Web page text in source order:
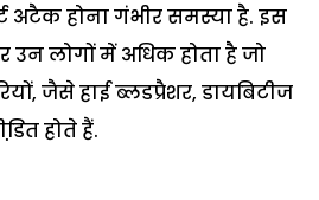
अटैक होना गंभीर समस्या है. इस
उन लोगों में अधिक होता है जो
जैसे हाई ब्लडप्रैशर, डायबिटीज
होते हैं.